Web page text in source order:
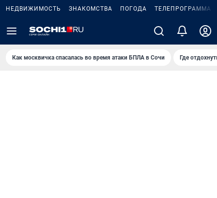
НЕДВИЖИМОСТЬ ЗНАКОМСТВА ПОГОДА ТЕЛЕПРОГРАММА
Как москвичка спасалась во время атаки БПЛА в Сочи Где